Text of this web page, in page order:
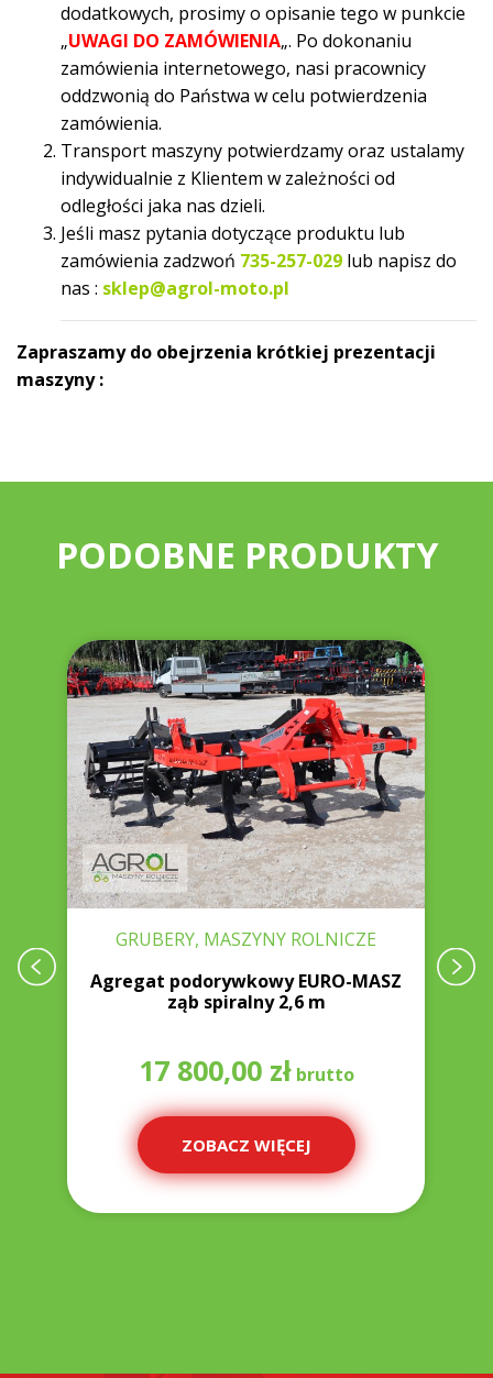
dodatkowych, prosimy o opisanie tego w punkcie
„UWAGI DO ZAMÓWIENIA„. Po dokonaniu
zamówienia internetowego, nasi pracownicy
oddzwonią do Państwa w celu potwierdzenia
zamówienia.
Transport maszyny potwierdzamy oraz ustalamy
indywidualnie z Klientem w zależności od
odległości jaka nas dzieli.
Jeśli masz pytania dotyczące produktu lub
zamówienia zadzwoń 735-257-029 lub napisz do
nas : sklep@agrol-moto.pl
Zapraszamy do obejrzenia krótkiej prezentacji
maszyny :
PODOBNE PRODUKTY
GRUBERY, MASZYNY ROLNICZE
Agregat podorywkowy EURO-MASZ
ząb spiralny 2,6 m
17 800,00 zł
ZOBACZ WIĘCEJ